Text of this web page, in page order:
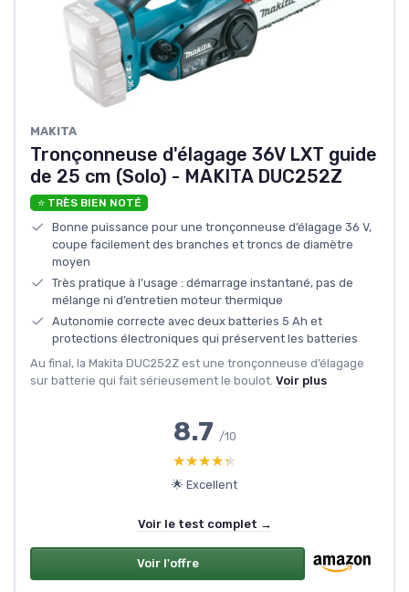
MAKITA
Tronçonneuse d'élagage 36V LXT guide
de 25 cm (Solo) - MAKITA DUC252Z
⭐ TRÈS BIEN NOTÉ
Bonne puissance pour une tronçonneuse d’élagage 36 V,
coupe facilement des branches et troncs de diamètre
moyen
Très pratique à l’usage : démarrage instantané, pas de
mélange ni d’entretien moteur thermique
Autonomie correcte avec deux batteries 5 Ah et
protections électroniques qui préservent les batteries
Au final, la Makita DUC252Z est une tronçonneuse d’élagage
sur batterie qui fait sérieusement le boulot. Voir plus
8.7 /10
★★★★★
★★★★★
🌟 Excellent
Voir le test complet →
Voir l'offre